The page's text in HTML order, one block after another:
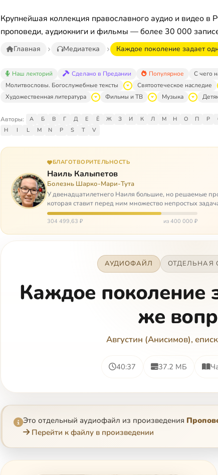
Крупнейшая коллекция православного аудио и видео в
проповеди, аудиокниги и фильмы — более 30 000
Главная Медиатека Каждое поколение задает
Наш лекторий Сделано в Предании Популярное С чего
Молитвословы. Богослужебные тексты
Святоотеческое наследие
Художественная литература
Фильмы и ТВ Музыка
Авторы: А Б В Г Д Е Ё Ж З И К Л М Н О П Р
H
I L M N P S T V
БЛАГОТВОРИТЕЛЬНОСТЬ
Наиль Калыпетов
Болезнь Шарко-Мари-Тута
У двенадцатилетнего Наиля большие, но решаемые
которая ставит перед ним множество непростых
парализацией и да…
304 499,63 ₽ из 400 000 ₽
АУДИОФАЙЛ ОТДЕЛЬНАЯ
Каждое поколение
же
Августин (Анисимов),
40:37 37.2 МБ
Это отдельный аудиофайл из произведения
Перейти к файлу в произведении